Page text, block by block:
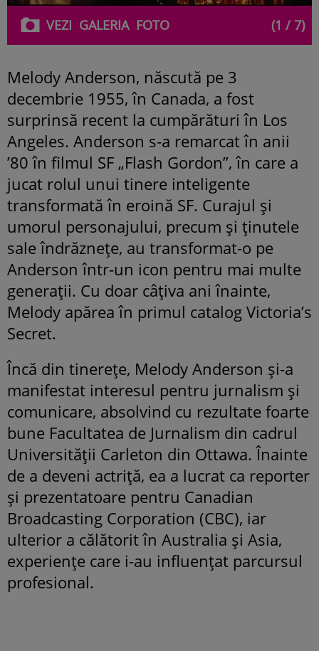
VEZI GALERIAFOTO (1 / 7)
Melody Anderson, născută pe 3
decembrie 1955, în Canada, a fost
surprinsă recent la cumpărături în Los
Angeles. Anderson s-a remarcat în anii
’80 în filmul SF „Flash Gordon”, în care a
jucat rolul unui tinere inteligente
transformată în eroină SF. Curajul și
umorul personajului, precum și ținutele
sale îndrăznețe, au transformat-o pe
Anderson într-un icon pentru mai multe
generații. Cu doar câțiva ani înainte,
Melody apărea în primul catalog Victoria’s
Secret.
Încă din tinerețe, Melody Anderson și-a
manifestat interesul pentru jurnalism și
comunicare, absolvind cu rezultate foarte
bune Facultatea de Jurnalism din cadrul
Universității Carleton din Ottawa. Înainte
de a deveni actriță, ea a lucrat ca reporter
și prezentatoare pentru Canadian
Broadcasting Corporation (CBC), iar
ulterior a călătorit în Australia și Asia,
experiențe care i-au influențat parcursul
profesional.